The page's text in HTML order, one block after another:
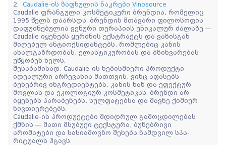
2. Caudalie-ის ზაფხულის ნაკრები Vinosource
Caudalie ფრანგული კოსმეტიკური ბრენდია, რომელიც
1995 წელს დაარსდა. ბრენდის მთავარი ფილოსოფია
დაფუძნებულია ვენური თერაპიის უნიკალურ ძალაზე —
Caudalie იყენებს ყურძნის ექსტრაქტს და ვაზისგან
მიღებულ ანტიოქსიდანტებს, რომლებიც კანის
ახალგაზრდობას, ელასტიკურობას და ბზინვარებას
უწყობენ ხელს.
შესაბამისად, Caudalie-ის ნებისმიერი პროდუქტი
იდეალური არჩევანია მათთვის, ვინც აფასებს
ბუნებრივ ინგრედიენტებს, კანის ნაზ და ეფექტურ
მოვლას და ეკოლოგიურ კოსმეტიკას. ბრენდი არ
იყენებს პარაბენებს, სულფატებსა და მავნე ქიმიურ
ნივთიერებებს.
Caudalie-ის პროდუქტები მდიდრულ გამოცდილებას
ქმნის — მათი მსუბუქი ტექსტურა, ბუნებრივი
არომატები და სასიამოვნო შეხება ნამდვილ სპა-
რიტუალს ჰგავს.